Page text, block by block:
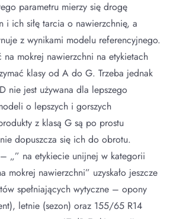
parametru mierzy się drogę
i ich siłę tarcia o nawierzchnię, a
z wynikami modelu referencyjnego.
na mokrej nawierzchni na etykietach
klasy od A do G. Trzeba jednak
nie jest używana dla lepszego
o lepszych i gorszych
z klasą G są po prostu
dopuszcza się ich do obrotu.
„” na etykiecie unijnej w kategorii
mokrej nawierzchni” uzyskało jeszcze
spełniających wytyczne – opony
letnie (sezon) oraz 155/65 R14